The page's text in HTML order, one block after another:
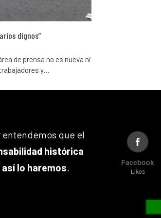
dignos”
de prensa no es nueva ni
y…
que el
histórica
lo haremos
Facebook
Likes